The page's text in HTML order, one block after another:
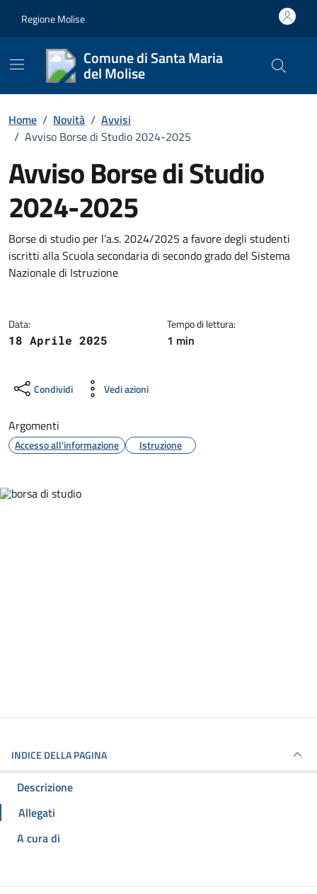
Regione Molise
Comune di Santa Maria
del Molise Cerca
Home / Novità / Avvisi
/ Avviso Borse di Studio 2024-2025
Avviso Borse di Studio
2024-2025
Dettagli della notizia
Borse di studio per l’a.s. 2024/2025 a favore degli studenti
iscritti alla Scuola secondaria di secondo grado del Sistema
Nazionale di Istruzione
Data:
18 Aprile 2025
Tempo di lettura:
1 min
Condividi Vedi azioni
Argomenti
Accesso all'informazione Istruzione
INDICE DELLA PAGINA
Descrizione
Allegati
A cura di